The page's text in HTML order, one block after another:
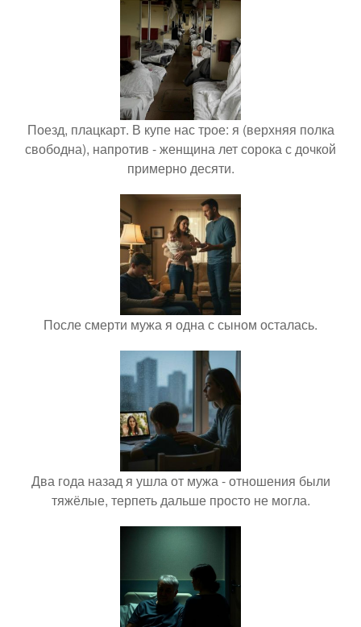
Поезд, плацкарт. В купе нас трое: я (верхняя полка
свободна), напротив - женщина лет сорока с дочкой
примерно десяти.
После смерти мужа я одна с сыном осталась.
Два года назад я ушла от мужа - отношения были
тяжёлые, терпеть дальше просто не могла.